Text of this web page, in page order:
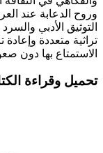
وروح الدعابة عند
التوثيق الأدبي
تراثية متعددة
الاستمتاع بها دون
تحميل وقراءة